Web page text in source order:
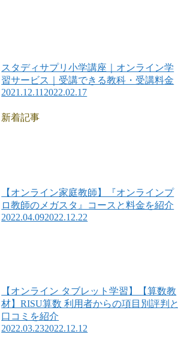
スタディサプリ小学講座｜オンライン学
習サービス｜受講できる教科・受講料金
2021.12.11 2022.02.17
新着記事
【オンライン家庭教師】『オンラインプ
ロ教師のメガスタ』コースと料金を紹介
2022.04.092022.12.22
【オンライン タブレット学習】【算数教
材】RISU算数 利用者からの項目別評判と
口コミを紹介
2022.03.232022.12.12